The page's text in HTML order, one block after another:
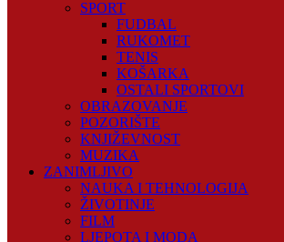
SPORT
FUDBAL
RUKOMET
TENIS
KOŠARKA
OSTALI SPORTOVI
OBRAZOVANJE
POZORIŠTE
KNJIŽEVNOST
MUZIKA
ZANIMLJIVO
NAUKA I TEHNOLOGIJA
ŽIVOTINJE
FILM
LJEPOTA I MODA